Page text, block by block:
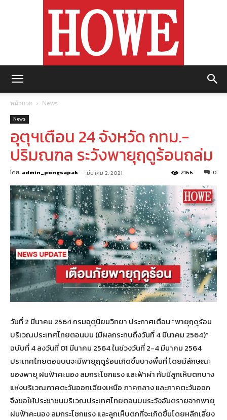
หน้าแรก News
News
อุตุฯเตือน 24 จังหวัด กทม.-
ปริมณฑล ระวังพายุฤดูร้อนถล่ม
โดย admin_pongsapak - มีนาคม 2, 2021 0
2166
วันที่ 2 มีนาคม 2564 กรมอุตุนิยมวิทยา ประกาศเตือน “พายุฤดูร้อน
บริเวณประเทศไทยตอนบน (มีผลกระทบถึงวันที่ 4 มีนาคม 2564)”
ฉบับที่ 4 ลงวันที่ 01 มีนาคม 2564 ในช่วงวันที่ 2-4 มีนาคม 2564
ประเทศไทยตอนบนจะมีพายุฤดูร้อนเกิดขึ้นบางพื้นที่ โดยมีลักษณะ
ของพายุ ฝนฟ้าคะนอง ลมกระโชกแรง และฟ้าผ่า กับมีลูกเห็บตกบาง
แห่งบริเวณภาคตะวันออกเฉียงเหนือ ภาคกลาง และภาคตะวันออก
จึงขอให้ประชาชนบริเวณประเทศไทยตอนบนระวังอันตรายจากพายุ
ฝนฟ้าคะนอง ลมกระโชกแรง และลูกเห็บตกที่จะเกิดขึ้นโดยหลีกเลี่ยง